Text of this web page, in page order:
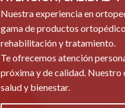
Nuestra experiencia en
gama de productos
rehabilitación y tratamiento.
Te ofrecemos atención
próxima y de calidad. Nuestro
salud y bienestar.